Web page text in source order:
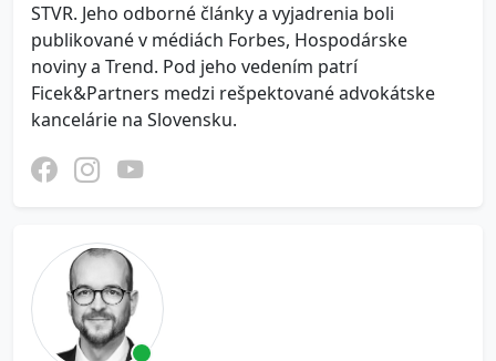
STVR. Jeho odborné články a vyjadrenia boli
publikované v médiách Forbes, Hospodárske
noviny a Trend. Pod jeho vedením patrí
Ficek&Partners medzi rešpektované advokátske
kancelárie na Slovensku.